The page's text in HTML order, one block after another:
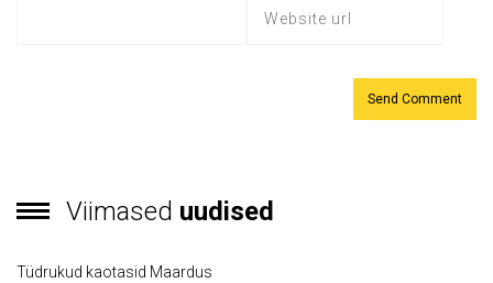
Viimased uudised
Tüdrukud kaotasid Maardus